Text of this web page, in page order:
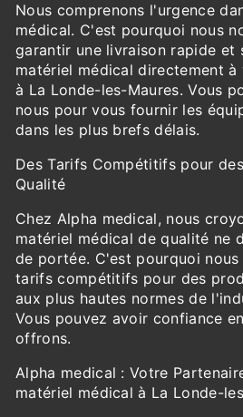
Nous comprenons l'urgence
médical. C'est pourquoi nous
garantir une livraison rapide et
matériel médical directement
à La Londe-les-Maures. Vous
nous pour vous fournir les
dans les plus brefs délais.
Des Tarifs Compétitifs pour
Qualité
Chez Alpha medical, nous
matériel médical de qualité ne
de portée. C'est pourquoi
tarifs compétitifs pour des
aux plus hautes normes de
Vous pouvez avoir confiance
offrons.
Alpha medical : Votre
matériel médical à La Londe-